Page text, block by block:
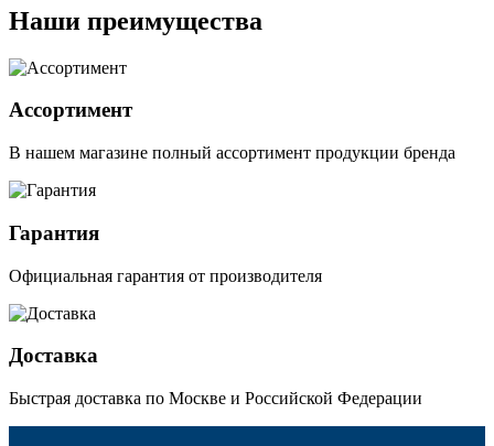
Наши преимущества
Ассортимент
В нашем магазине полный ассортимент продукции бренда
Гарантия
Официальная гарантия от производителя
Доставка
Быстрая доставка по Москве и Российской Федерации